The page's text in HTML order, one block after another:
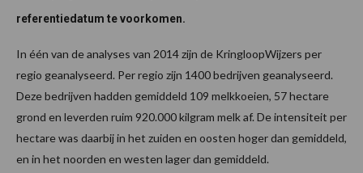
referentiedatum te voorkomen.
In één van de analyses van 2014 zijn de KringloopWijzers per
regio geanalyseerd. Per regio zijn 1400 bedrijven geanalyseerd.
Deze bedrijven hadden gemiddeld 109 melkkoeien, 57 hectare
grond en leverden ruim 920.000 kilgram melk af. De intensiteit per
hectare was daarbij in het zuiden en oosten hoger dan gemiddeld,
en in het noorden en westen lager dan gemiddeld.